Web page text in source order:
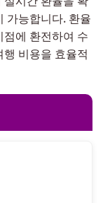
가능합니다. 환율
에 환전하여 수
비용을 효율적